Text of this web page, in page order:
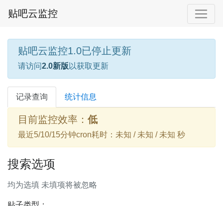
贴吧云监控
贴吧云监控1.0已停止更新
请访问2.0新版 以获取更新
记录查询 统计信息
目前监控效率： 低
最近5/10/15分钟cron耗时：未知 / 未知 / 未知 秒
搜索选项
均为选填 未填项将被忽略